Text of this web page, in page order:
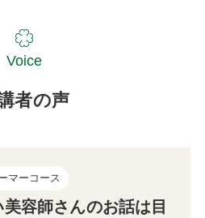
Voice
者の声
マーコース
容師さんのお話は目